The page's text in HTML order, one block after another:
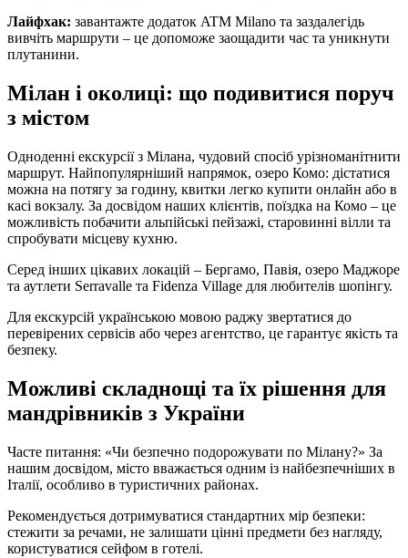
Лайфхак: завантажте додаток ATM Milano та заздалегідь
вивчіть маршрути – це допоможе заощадити час та уникнути
плутанини.
Мілан і околиці: що подивитися поруч
з містом
Одноденні екскурсії з Мілана, чудовий спосіб урізноманітнити
маршрут. Найпопулярніший напрямок, озеро Комо: дістатися
можна на потягу за годину, квитки легко купити онлайн або в
касі вокзалу. За досвідом наших клієнтів, поїздка на Комо – це
можливість побачити альпійські пейзажі, старовинні вілли та
спробувати місцеву кухню.
Серед інших цікавих локацій – Бергамо, Павія, озеро Маджоре
та аутлети Serravalle та Fidenza Village для любителів шопінгу.
Для екскурсій українською мовою раджу звертатися до
перевірених сервісів або через агентство, це гарантує якість та
безпеку.
Можливі складнощі та їх рішення для
мандрівників з України
Часте питання: «Чи безпечно подорожувати по Мілану?» За
нашим досвідом, місто вважається одним із найбезпечніших в
Італії, особливо в туристичних районах.
Рекомендується дотримуватися стандартних мір безпеки:
стежити за речами, не залишати цінні предмети без нагляду,
користуватися сейфом в готелі.